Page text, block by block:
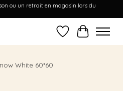
ou un retrait en magasin lors du
Liste dePanier
White 60*60